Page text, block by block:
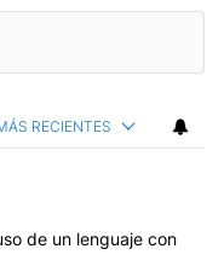
RECIENTES
de un lenguaje con